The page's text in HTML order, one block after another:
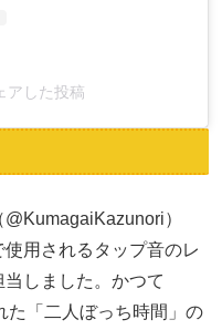
アした投稿
）
用されるタップ音のレ
しました。かつて
た「二人ぼっち時間」の